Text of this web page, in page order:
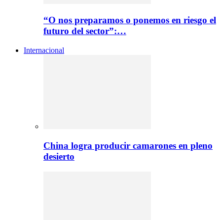
“O nos preparamos o ponemos en riesgo el
futuro del sector”:…
Internacional
China logra producir camarones en pleno
desierto